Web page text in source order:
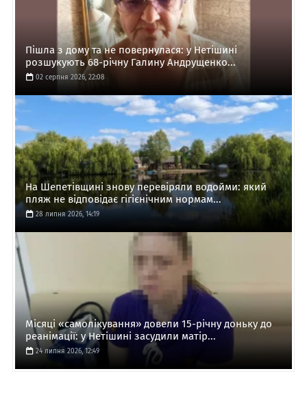
Пішла з дому та не повернулася: у Нетішині
розшукують 68-річну Галину Андрущенко...
02 серпня 2026, 22:08
На Шепетівщині знову перевіряли водойми: який
пляж не відповідає гігієнічним нормам...
28 липня 2026, 14:19
Місяці «самолікування» довели 15-річну доньку до
реанімації: у Нетішині засудили матір...
24 липня 2026, 12:49